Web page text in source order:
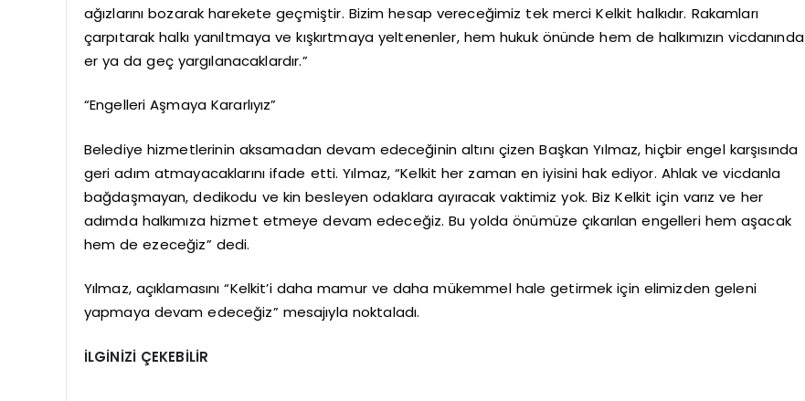
ağızlarını bozarak harekete geçmiştir. Bizim hesap vereceğimiz tek merci Kelkit halkıdır. Rakamları
çarpıtarak halkı yanıltmaya ve kışkırtmaya yeltenenler, hem hukuk önünde hem de halkımızın vicdanında
er ya da geç yargılanacaklardır.”
“Engelleri Aşmaya Kararlıyız”
Belediye hizmetlerinin aksamadan devam edeceğinin altını çizen Başkan Yılmaz, hiçbir engel karşısında
geri adım atmayacaklarını ifade etti. Yılmaz, “Kelkit her zaman en iyisini hak ediyor. Ahlak ve vicdanla
bağdaşmayan, dedikodu ve kin besleyen odaklara ayıracak vaktimiz yok. Biz Kelkit için varız ve her
adımda halkımıza hizmet etmeye devam edeceğiz. Bu yolda önümüze çıkarılan engelleri hem aşacak
hem de ezeceğiz” dedi.
Yılmaz, açıklamasını “Kelkit’i daha mamur ve daha mükemmel hale getirmek için elimizden geleni
yapmaya devam edeceğiz” mesajıyla noktaladı.
İLGİNİZİ ÇEKEBİLİR